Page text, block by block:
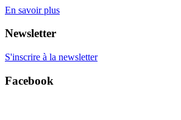
En savoir plus
Newsletter
S'inscrire à la newsletter
Facebook